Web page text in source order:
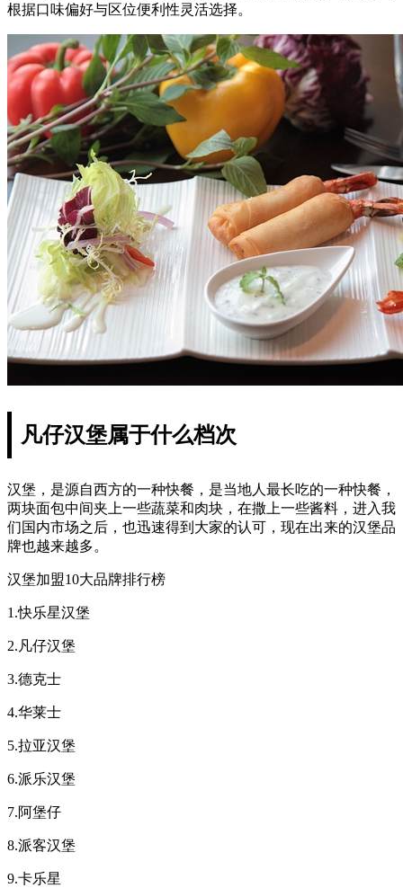
根据口味偏好与区位便利性灵活选择。
凡仔汉堡属于什么档次
汉堡，是源自西方的一种快餐，是当地人最长吃的一种快餐，
两块面包中间夹上一些蔬菜和肉块，在撒上一些酱料，进入我
们国内市场之后，也迅速得到大家的认可，现在出来的汉堡品
牌也越来越多。
汉堡加盟10大品牌排行榜
1.快乐星汉堡
2.凡仔汉堡
3.德克士
4.华莱士
5.拉亚汉堡
6.派乐汉堡
7.阿堡仔
8.派客汉堡
9.卡乐星